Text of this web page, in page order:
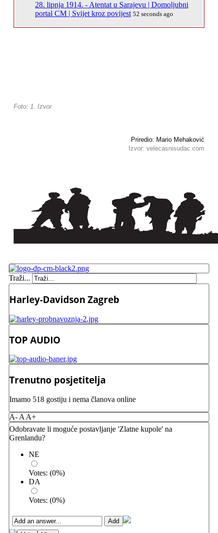
28. lipnja 1914. - Atentat u Sarajevu | Domoljubni
portal CM | Svijet kroz povijest 52 seconds ago
Foto: 1. Izvor
Priredio: Mario Mehaković
Izvor: velecasnisudac.com
Traži...
Harley-Davidson Zagreb
TOP AUDIO
Trenutno posjetitelja
Imamo 518 gostiju i nema članova online
A- A A+
Odobravate li moguće postavljanje 'Zlatne kupole' na
Grenlandu?
NE
Votes: (0%)
DA
Votes: (0%)